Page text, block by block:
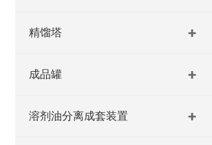
精馏塔
成品罐
溶剂油分离成套装置